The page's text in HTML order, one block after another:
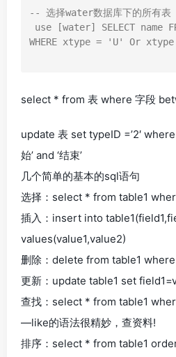
-- 选择water数据库下的所有表
WHERE xtype = 'U' Or
select * from 表 where 字段
update 表 set typeID =’2′
始’ and ‘结束’
几个简单的基本的sql语句
选择：select * from table1
插入：insert into
values(value1,value2)
删除：delete from table1
更新：update table1 set
查找：select * from table1
—like的语法很精妙，查资料!
排序：select * from table1